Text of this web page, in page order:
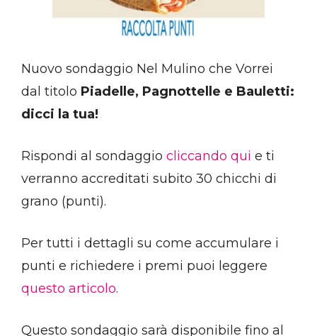
Nuovo sondaggio Nel Mulino che Vorrei
dal titolo Piadelle, Pagnottelle e Bauletti:
dicci la tua!
Rispondi al sondaggio cliccando qui e ti
verranno accreditati subito 30 chicchi di
grano (punti).
Per tutti i dettagli su come accumulare i
punti e richiedere i premi puoi leggere
questo articolo.
Questo sondaggio sarà disponibile fino al